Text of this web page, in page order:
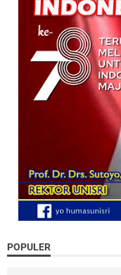
POPULER